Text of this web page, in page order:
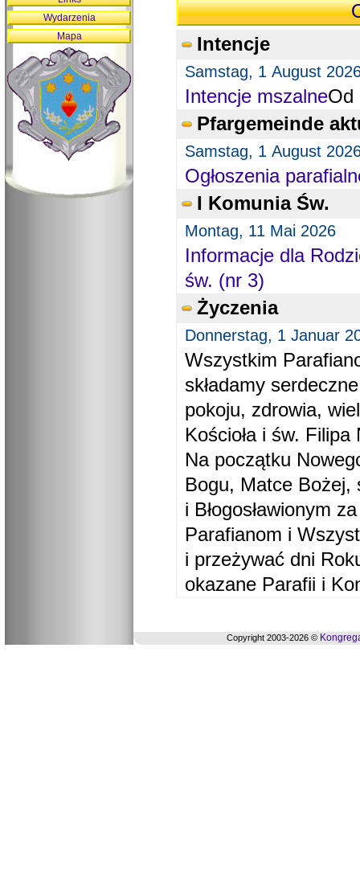
Intencje
Samstag, 1 August
Intencje mszalneOd
Pfargemeinde
Samstag, 1 August
Ogłoszenia
I Komunia Św.
Montag, 11 Mai 2026
Informacje dla
św. (nr 3)
Życzenia
Donnerstag, 1 Januar
Wszystkim
składamy
pokoju, zdrowia,
Kościoła i św. Filipa
Na początku
Bogu, Matce Bożej,
i Błogosławionym
Parafianom i
i przeżywać dni
okazane Parafii i
Wydarzenia
Mapa
Copyright 2003-2026 ©